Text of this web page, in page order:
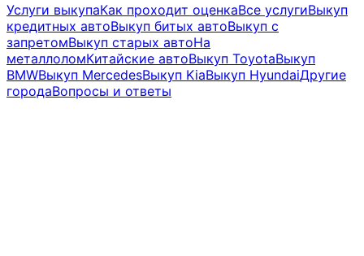
Услуги выкупаКак проходит оценкаВсе услугиВыкуп
кредитных автоВыкуп битых автоВыкуп с
запретомВыкуп старых автоНа
металлоломКитайские автоВыкуп ToyotaВыкуп
BMWВыкуп MercedesВыкуп KiaВыкуп HyundaiДругие
городаВопросы и ответы